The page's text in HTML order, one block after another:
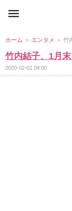
ホーム ＞ エンタメ ＞
竹内結子、1月
2020-02-01 04:00